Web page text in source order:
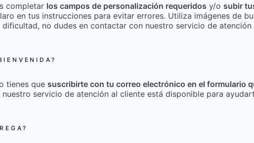
completar los campos de personalización requeridos y/o subir
en tus instrucciones para evitar errores. Utiliza imágenes de
no dudes en contactar con nuestro servicio de atención
tienes que suscribirte con tu correo electrónico en el formulario
nuestro servicio de atención al cliente está disponible para